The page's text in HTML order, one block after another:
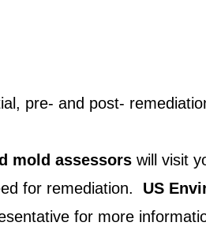
pre- and post-
mold assessors will visit
for remediation. US
for more